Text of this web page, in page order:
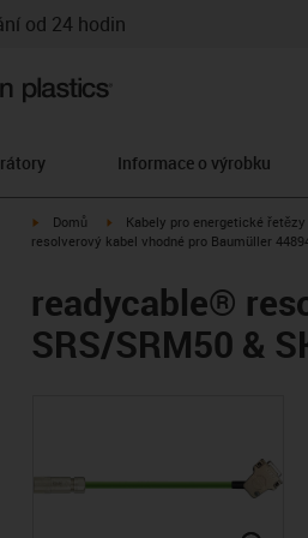
od 24 hodin
Informace o výrobku
igus-icon-arrow-right
Domů igus-icon-arrow-right
Kabely pro energetické řetězy
resolverový kabel vhodné pro Baumüller
readycable®
SRS/SRM50 &